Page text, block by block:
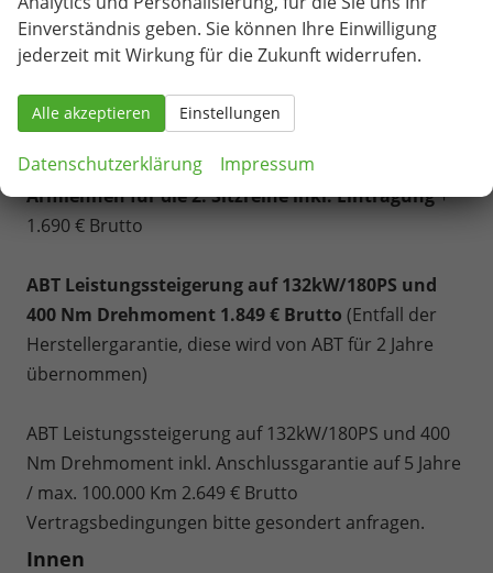
erforderlich.
Gegen Aufpreis:
Armlehnen für die 2. Sitzreihe inkl. Eintragung + 845
€ Brutto
7 Sitzer: 2 zusätzliche Sitze (Vis-a-Vis)
Armlehnen für die 2. Sitzreihe inkl. Eintragung+
1.690 € Brutto
ABT Leistungssteigerung auf 132kW/180PS und
400 Nm Drehmoment 1.849 € Brutto (Entfall der
Herstellergarantie, diese wird von ABT für 2 Jahre
übernommen)
ABT Leistungssteigerung auf 132kW/180PS und 400
Nm Drehmoment inkl. Anschlussgarantie auf 5 Jahre
/ max. 100.000 Km 2.649 € Brutto
Vertragsbedingungen bitte gesondert anfragen.
Innen
Einverständnis geben. Sie können Ihre Einwilligung
jederzeit mit Wirkung für die Zukunft widerrufen.
Alle akzeptieren Einstellungen
Datenschutzerklärung Impressum